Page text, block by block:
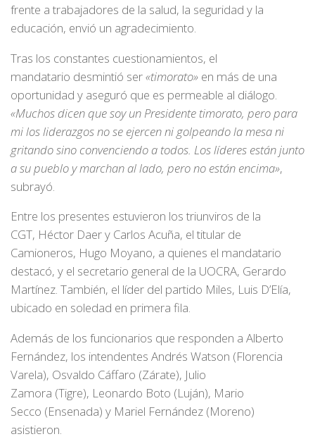
frente a trabajadores de la salud, la seguridad y la
educación, envió un agradecimiento.
Tras los constantes cuestionamientos, el
mandatario desmintió ser«timorato» en más de una
oportunidad y aseguró que es permeable al diálogo.
«Muchos dicen que soy un Presidente timorato, pero para
mi los liderazgos no se ejercen ni golpeando la mesa ni
gritando sino convenciendo a todos. Los líderes están junto
a su pueblo y marchan al lado, pero no están encima»,
subrayó.
Entre los presentes estuvieron los triunviros de la
CGT, Héctor Daer y Carlos Acuña, el titular de
Camioneros, Hugo Moyano, a quienes el mandatario
destacó, y el secretario general de la UOCRA, Gerardo
Martínez. También, el líder del partido Miles, Luis D’Elía,
ubicado en soledad en primera fila.
Además de los funcionarios que responden a Alberto
Fernández, los intendentes Andrés Watson (Florencia
Varela), Osvaldo Cáffaro (Zárate), Julio
Zamora (Tigre), Leonardo Boto (Luján), Mario
Secco (Ensenada) y Mariel Fernández (Moreno)
asistieron.